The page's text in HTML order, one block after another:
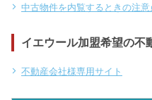
中古物件を内覧するときの注意
イエウール加盟希望の不
不動産会社様専用サイト